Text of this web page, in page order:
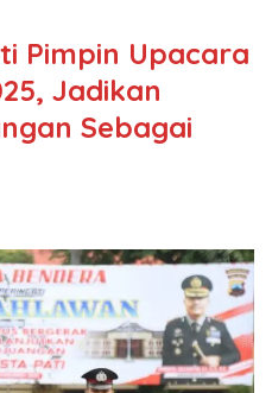
Pimpin Upacara
Jadikan
Sebagai